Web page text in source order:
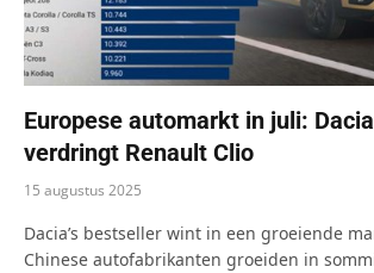
Europese automarkt in juli:
verdringt Renault Clio
15 augustus 2025
Dacia’s bestseller wint in een groeiende
Chinese autofabrikanten groeiden in